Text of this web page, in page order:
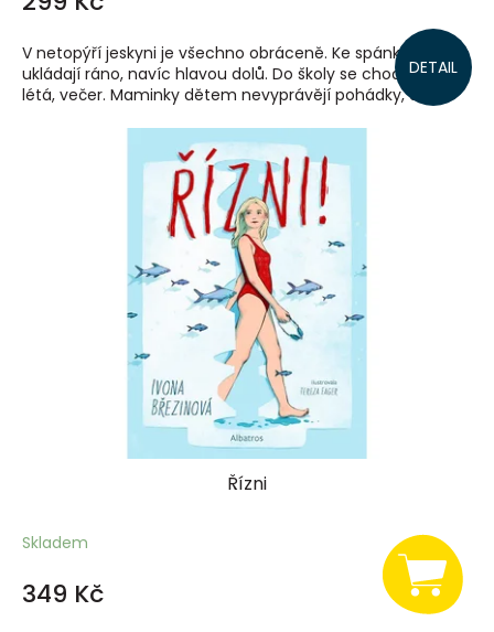
DETAIL
V netopýří jeskyni je všechno obráceně. Ke spánku se tam
ukládají ráno, navíc hlavou dolů. Do školy se chodí, vlastně
létá, večer. Maminky dětem nevyprávějí pohádky, ale...
Řízni
Skladem
349 Kč